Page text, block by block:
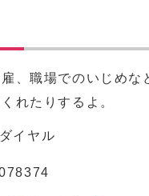
、職場でのいじめな
れたりするよ。
イヤル